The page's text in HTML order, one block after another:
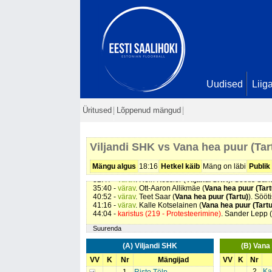
Uudised
Üritused Lõppenud mängud
Viljandi SHK vs Vana hea puur
Mängu algus 18:16 Hetkel käib Mäng on läbi Publik
00:21 - karistus (202 - Kepi surumine)
värav . Rein Kessler ( Viljandi SHK). Söötis
. Sander Lepp ( ). Söötis
08:21 -värav. Juhani Lumera (
16:49 -värav. Rein Kessler (Viljandi SHK). Söötis
22:12 -värav. Sander Lepp (Viljandi SHK). Söötis
27:16 -
karistus (208 - Jõuline mäng/kukutamine).
29:01 -värav. Rein Kessler (Viljandi SHK). Söötis
31:34 -värav. Kalle Kotselainen (Vana hea puur
32:47 -värav. Rein Kessler (Viljandi SHK). Söötis
35:40 - värav. Ott-Aaron Allikmäe (Vana hea puur
40:52 - värav. Teet Saar (Vana hea puur (Tartu)).
41:16 - värav. Kalle Kotselainen (Vana hea puur
44:04 - karistus (219 - Protesteerimine). Sander Lepp (
Suurenda
(A) Viljandi SHK
VV
K Nr
Mängijad
(B)
VV
K Nr